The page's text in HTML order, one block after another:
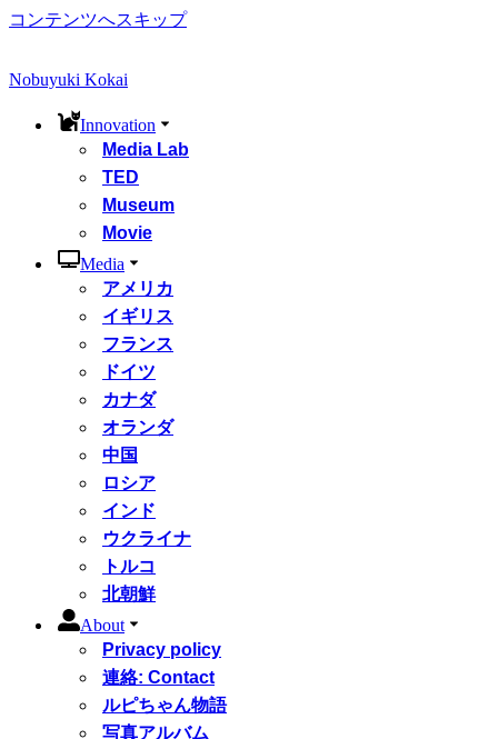
コンテンツへスキップ
Nobuyuki Kokai
Innovation
Media Lab
TED
Museum
Movie
Media
アメリカ
イギリス
フランス
ドイツ
カナダ
オランダ
中国
ロシア
インド
ウクライナ
トルコ
北朝鮮
About
Privacy policy
連絡: Contact
ルピちゃん物語
写真アルバム